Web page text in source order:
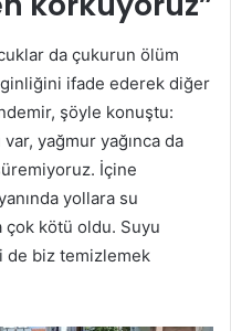
da çukurun ölüm
ifade ederek diğer
şöyle konuştu:
yağmur yağınca da
İçine
yollara su
çok kötü oldu. Suyu
de biz temizlemek